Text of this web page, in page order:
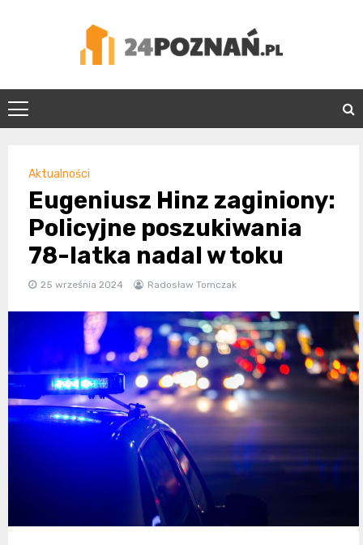
24Poznań.pl
Aktualności
Eugeniusz Hinz zaginiony:
Policyjne poszukiwania
78-latka nadal w toku
25 września 2024 Radosław Tomczak